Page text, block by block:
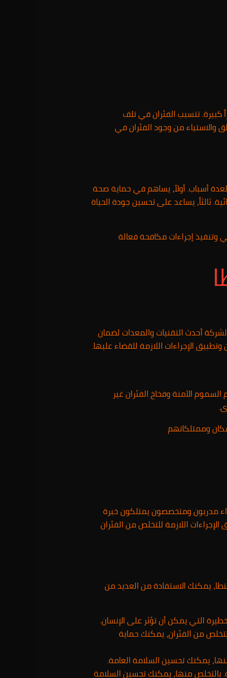
تتسبب الفئران في تلف
والاستياء من وجود الفئران في
أسباب. أولاً، يساهم في حماية صحة
ثالثاً، يساعد على تحسين جودة الحياة
إجراءات مكافحة فعالة
أحدث التقنيات والمعدات لضمان
الإجراءات اللازمة للقضاء عليها.
الآمنة وفخاخ الفئران غير
وممتلكاتهم
مدربون ومتخصصون يمتلكون خبرة
اللازمة للتخلص من الفئران
يمكنك الاستفادة من العديد من
التي يمكن أن تؤثر على الإنسان.
من الفئران، يمكنك حماية
يمكنك تحسين السلامة العامة.
بالتخلص منها، يمكنك تحسين السلامة